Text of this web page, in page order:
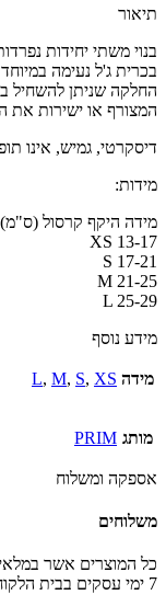
תיאור
בנוי משתי יחידות
בכרית ג'ל נעימה
החלקה שניתן להשחיל
המצורף או ישירות את
דיסקרטי, גמיש, אינו
מידות:
מידה היקף קרסול (ס"מ)
XS 13-17
S 17-21
M 21-25
L 25-29
מידע נוסף
מידה L, M, S, XS
מותג PRIM
אספקה ומשלוח
משלוחים
כל המוצרים אשר
7 ימי עסקים בבית הלקוח.